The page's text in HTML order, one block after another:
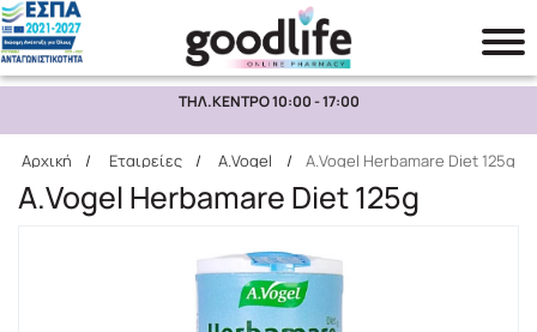
Αναζήτηση
ΤΗΛ.ΚΕΝΤΡΟ 10:00 - 17:00
Αρχική / Εταιρείες / A.Vogel / A.Vogel Herbamare Diet 125g
A.Vogel Herbamare Diet 125g